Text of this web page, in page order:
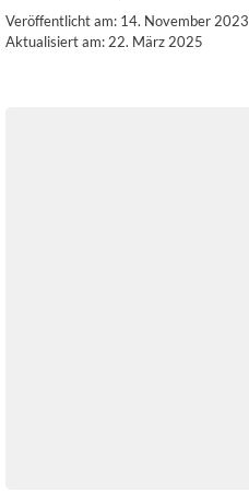
Veröffentlicht am: 14. November 2023
Aktualisiert am: 22. März 2025